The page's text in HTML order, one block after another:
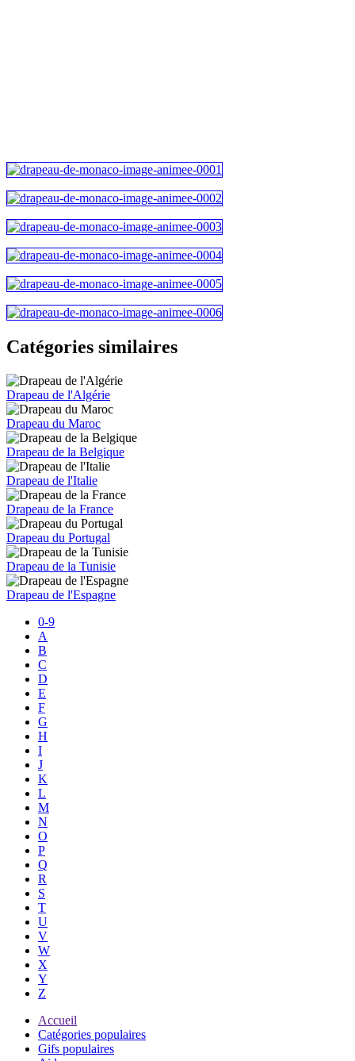
Catégories similaires
Drapeau de l'Algérie
Drapeau du Maroc
Drapeau de la Belgique
Drapeau de l'Italie
Drapeau de la France
Drapeau du Portugal
Drapeau de la Tunisie
Drapeau de l'Espagne
0-9
A
B
C
D
E
F
G
H
I
J
K
L
M
N
O
P
Q
R
S
T
U
V
W
X
Y
Z
Accueil
Catégories populaires
Gifs populaires